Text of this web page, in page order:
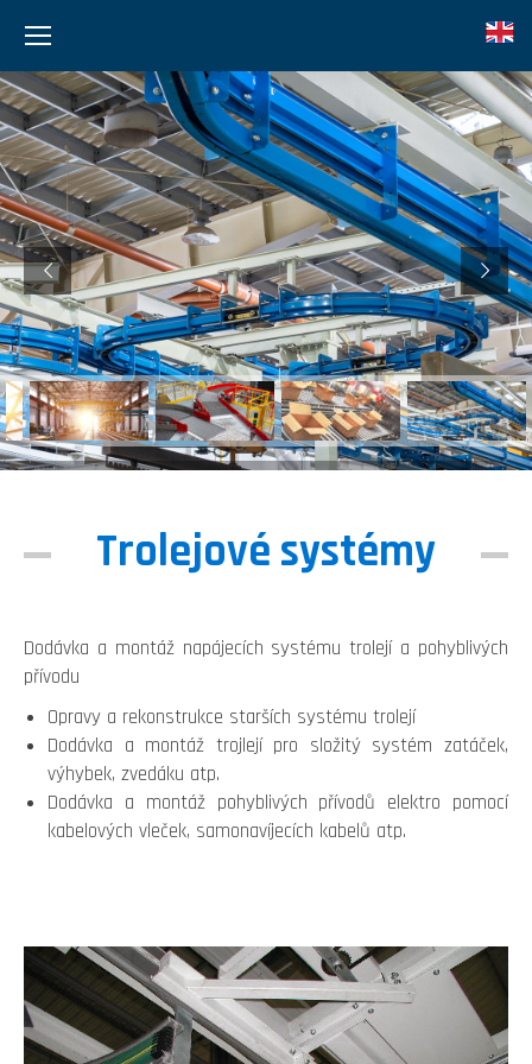
Trolejové systémy
Dodávka a montáž napájecích systému trolejí a pohyblivých
přívodu
Opravy a rekonstrukce starších systému trolejí
Dodávka a montáž trojlejí pro složitý systém zatáček,
výhybek, zvedáku atp.
Dodávka a montáž pohyblivých přívodů elektro pomocí
kabelových vleček, samonavíjecích kabelů atp.